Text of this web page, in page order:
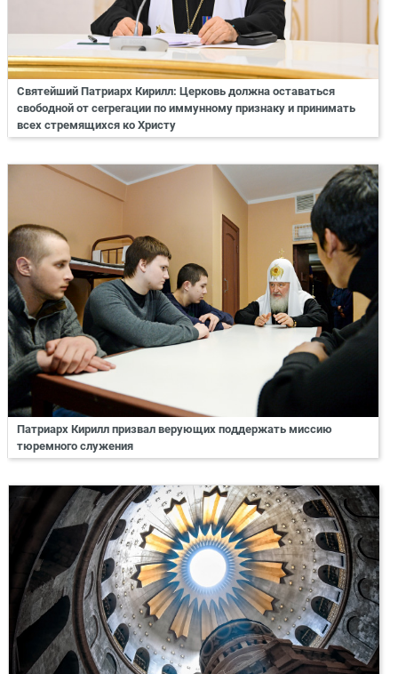
Святейший Патриарх Кирилл: Церковь должна оставаться
свободной от сегрегации по иммунному признаку и принимать
всех стремящихся ко Христу
Патриарх Кирилл призвал верующих поддержать миссию
тюремного служения